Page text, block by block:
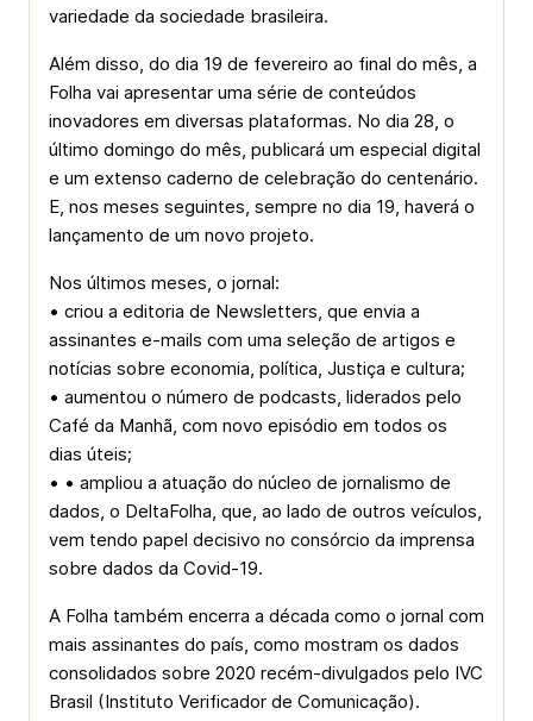
variedade da sociedade brasileira.
Além disso, do dia 19 de fevereiro ao final do mês, a
Folha vai apresentar uma série de conteúdos
inovadores em diversas plataformas. No dia 28, o
último domingo do mês, publicará um especial digital
e um extenso caderno de celebração do centenário.
E, nos meses seguintes, sempre no dia 19, haverá o
lançamento de um novo projeto.
Nos últimos meses, o jornal:
• criou a editoria de Newsletters, que envia a
assinantes e-mails com uma seleção de artigos e
notícias sobre economia, política, Justiça e cultura;
• aumentou o número de podcasts, liderados pelo
Café da Manhã, com novo episódio em todos os
dias úteis;
• • ampliou a atuação do núcleo de jornalismo de
dados, o DeltaFolha, que, ao lado de outros veículos,
vem tendo papel decisivo no consórcio da imprensa
sobre dados da Covid-19.
A Folha também encerra a década como o jornal com
mais assinantes do país, como mostram os dados
consolidados sobre 2020 recém-divulgados pelo IVC
Brasil (Instituto Verificador de Comunicação).